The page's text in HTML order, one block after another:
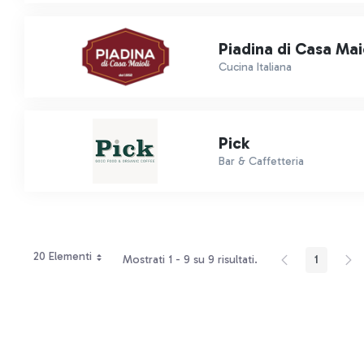
Piadina di Casa
Cucina Italiana
Pick
Bar & Caffetteria
20 Elementi Mostrati 1 - 9 su 9 risultati. Pagina
1